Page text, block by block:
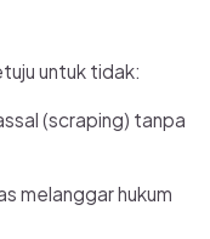
untuk tidak:
(scraping) tanpa
melanggar hukum